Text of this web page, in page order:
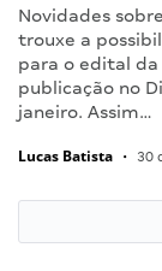
Novidades
trouxe a
para o edital da
publicação no
janeiro. Assim…
Lucas Batista • 30